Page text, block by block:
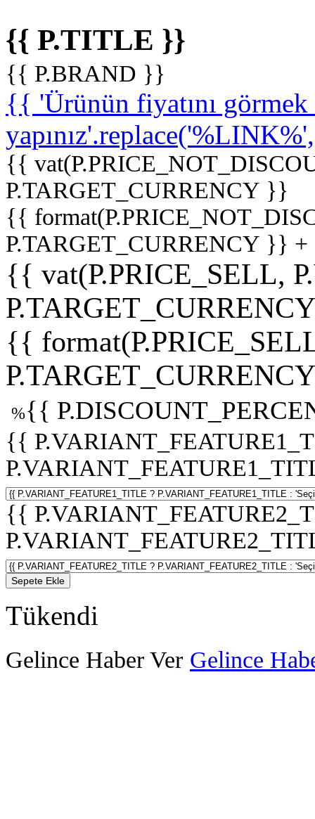
{{ P.TITLE }}
{{ P.BRAND }}
{{ 'Ürünün fiyatını
{{
P.TARGET_CURRENCY }}
{{
P.TARGET_CURRENCY }}
{{ vat(P.PRICE_SELL,
{{
%{{
{{
{{
Sepete Ekle
Tükendi
Gelince Haber Ver Gelince